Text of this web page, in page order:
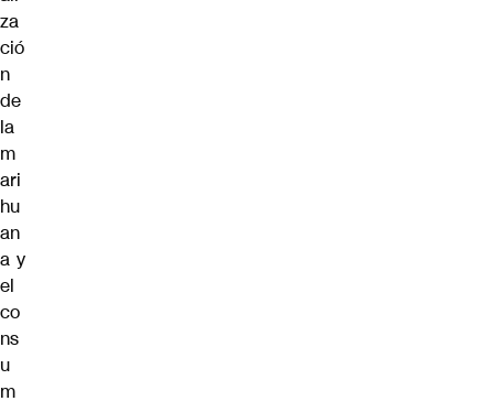
za
ció
n
de
la
m
ari
hu
an
a y
el
co
ns
u
m